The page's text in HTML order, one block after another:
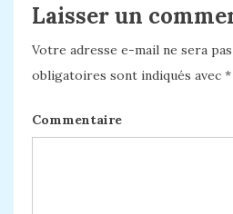
Laisser un
Votre adresse e-mail ne sera
obligatoires sont indiqués avec *
Commentaire